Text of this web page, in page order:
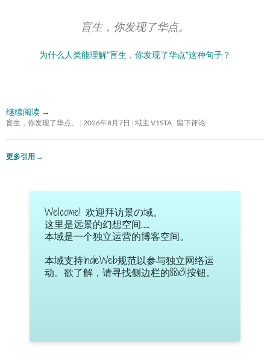
盲生，你发现了华点。
为什么人类能理解”盲生，你发现了华点”这种句子？
继续阅读 →
盲生，你发现了华点。 2026年8月7日 域主 V1STA 留下评论
更多引用 →
Welcome! 欢迎拜访景の域。
这里是远景的幻想空间……
本域是一个独立运营的博客空间。
本域支持IndieWeb规范以参与独立网络运
动。欲了解，请寻找侧边栏的88x31按钮。